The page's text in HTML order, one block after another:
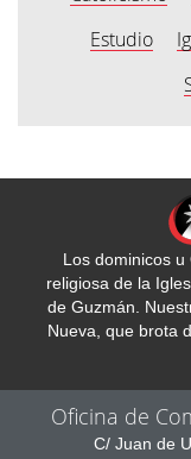
Estudio
Los dominicos
religiosa de la
de Guzmán.
Nueva, que brota
Oficina de
C/ Juan de